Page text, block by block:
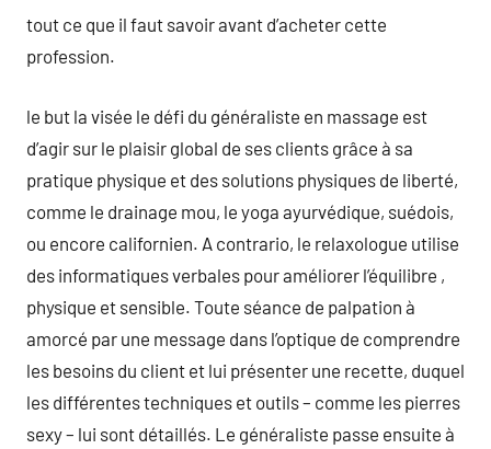
tout ce que il faut savoir avant d’acheter cette
profession.
le but la visée le défi du généraliste en massage est
d’agir sur le plaisir global de ses clients grâce à sa
pratique physique et des solutions physiques de liberté,
comme le drainage mou, le yoga ayurvédique, suédois,
ou encore californien. A contrario, le relaxologue utilise
des informatiques verbales pour améliorer l’équilibre ,
physique et sensible. Toute séance de palpation à
amorcé par une message dans l’optique de comprendre
les besoins du client et lui présenter une recette, duquel
les différentes techniques et outils – comme les pierres
sexy – lui sont détaillés. Le généraliste passe ensuite à